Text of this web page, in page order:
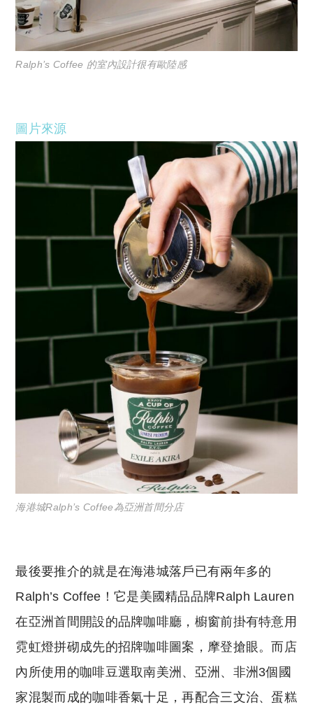
Ralph’s Coffee 的室內設計很有歐陸感
圖片來源
海港城Ralph’s Coffee為亞洲首間分店
最後要推介的就是在海港城落戶已有兩年多的
Ralph’s Coffee！它是美國精品品牌Ralph Lauren
在亞洲首間開設的品牌咖啡廳，櫥窗前掛有特意用
霓虹燈拼砌成先的招牌咖啡圖案，摩登搶眼。而店
內所使用的咖啡豆選取南美洲、亞洲、非洲3個國
家混製而成的咖啡香氣十足，再配合三文治、蛋糕